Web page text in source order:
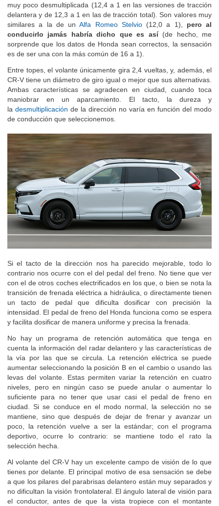
muy poco desmultiplicada (12,4 a 1 en las versiones de tracción
delantera y de 12,3 a 1 en las de tracción total). Son valores muy
similares a la de unAlfa Romeo Stelvio(12,0 a 1), pero al
conducirlo jamás habría dicho que es así(de hecho, me
sorprende que los datos de Honda sean correctos, la sensación
es de ser una con la más común de 16 a 1).
Entre topes, el volante únicamente gira 2,4 vueltas, y, además, el
CR-V tiene un diámetro de giro igual o mejor que sus alternativas.
Ambas características se agradecen en ciudad, cuando toca
maniobrar en un aparcamiento. El tacto, la dureza y
la desmultiplicación de la dirección no varía en función del modo
de conducción que seleccionemos.
Si el tacto de la dirección nos ha parecido mejorable, todo lo
contrario nos ocurre con el del pedal del freno. No tiene que ver
con el de otros coches electrificados en los que, o bien se nota la
transición de frenada eléctrica a hidráulica, o directamente tienen
un tacto de pedal que dificulta dosificar con precisión la
intensidad. El pedal de freno del Honda funciona como se espera
y facilita dosificar de manera uniforme y precisa la frenada.
No hay un programa de retención automática que tenga en
cuenta la información del radar delantero y las características de
la vía por las que se circula. La retención eléctrica se puede
aumentar seleccionando la posición B en el cambio o usando las
levas del volante. Estas permiten variar la retención en cuatro
niveles, pero en ningún caso se puede anular o aumentar lo
suficiente para no tener que usar casi el pedal de freno en
ciudad. Si se conduce en el modo normal, la selección no se
mantiene, sino que después de dejar de frenar y avanzar un
poco, la retención vuelve a ser la estándar; con el programa
deportivo, ocurre lo contrario: se mantiene todo el rato la
selección hecha.
Al volante del CR-V hay un excelente campo de visión de lo que
tienes por delante. El principal motivo de esa sensación se debe
a que los pilares del parabrisas delantero están muy separados y
no dificultan la visión frontolateral. El ángulo lateral de visión para
el conductor, antes de que la vista tropiece con el montante